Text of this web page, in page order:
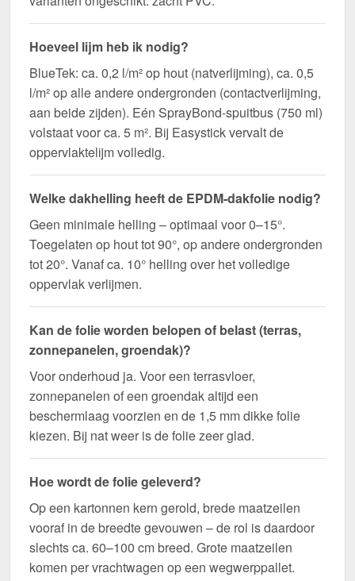
Hoeveel lijm heb ik nodig?
BlueTek: ca. 0,2 l/m² op hout (natverlijming), ca. 0,5
l/m² op alle andere ondergronden (contactverlijming,
aan beide zijden). Eén SprayBond-spuitbus (750 ml)
volstaat voor ca. 5 m². Bij Easystick vervalt de
oppervlaktelijm volledig.
Welke dakhelling heeft de EPDM-dakfolie nodig?
Geen minimale helling – optimaal voor 0–15°.
Toegelaten op hout tot 90°, op andere ondergronden
tot 20°. Vanaf ca. 10° helling over het volledige
oppervlak verlijmen.
Kan de folie worden belopen of belast (terras,
zonnepanelen, groendak)?
Voor onderhoud ja. Voor een terrasvloer,
zonnepanelen of een groendak altijd een
beschermlaag voorzien en de 1,5 mm dikke folie
kiezen. Bij nat weer is de folie zeer glad.
Hoe wordt de folie geleverd?
Op een kartonnen kern gerold, brede maatzeilen
vooraf in de breedte gevouwen – de rol is daardoor
slechts ca. 60–100 cm breed. Grote maatzeilen
komen per vrachtwagen op een wegwerppallet.